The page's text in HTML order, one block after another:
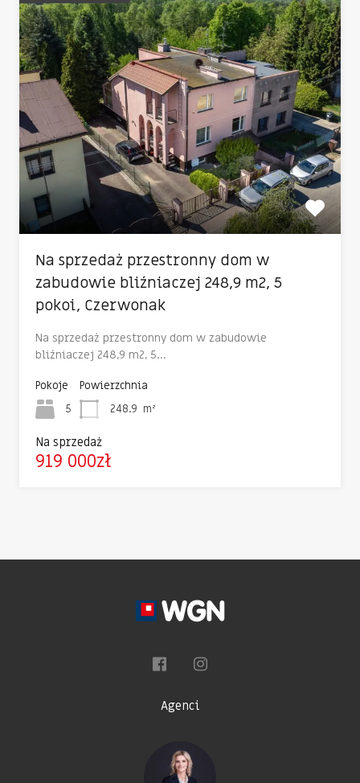
Na sprzedaż przestronny dom w
zabudowie bliźniaczej 248,9 m2, 5
pokoi, Czerwonak
Na sprzedaż przestronny dom w zabudowie
bliźniaczej 248,9 m2, 5…
Pokoje
5
Powierzchnia
248.9 m²
Na sprzedaż
919 000zł
Agenci